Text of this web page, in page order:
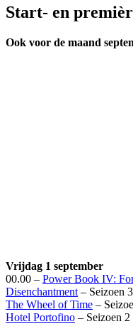
Start- en
Ook voor de maand
Vrijdag 1 september
00.00 – Power Book IV:
Disenchantment – Seizoen
The Wheel of Time –
Hotel Portofino – Seizoen